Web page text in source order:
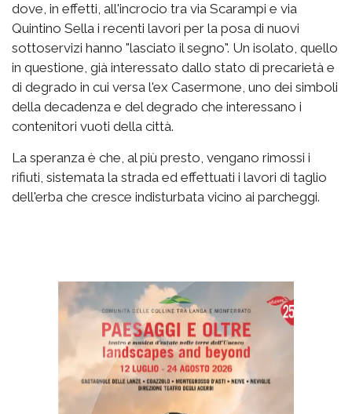
dove, in effetti, all'incrocio tra via Scarampi e via
Quintino Sella i recenti lavori per la posa di nuovi
sottoservizi hanno "lasciato il segno". Un isolato, quello
in questione, già interessato dallo stato di precarietà e
di degrado in cui versa l'ex Casermone, uno dei simboli
della decadenza e del degrado che interessano i
contenitori vuoti della città.
La speranza è che, al più presto, vengano rimossi i
rifiuti, sistemata la strada ed effettuati i lavori di taglio
dell'erba che cresce indisturbata vicino ai parcheggi.